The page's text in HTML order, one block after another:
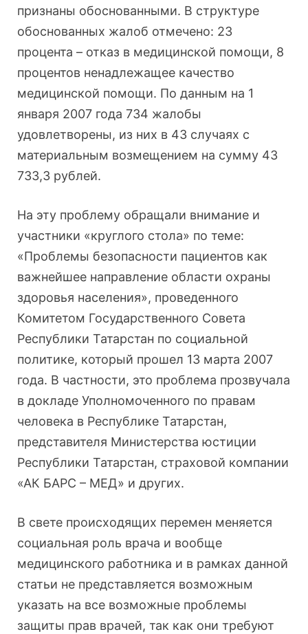
признаны обоснованными. В структуре
обоснованных жалоб отмечено: 23
процента – отказ в медицинской помощи, 8
процентов ненадлежащее качество
медицинской помощи. По данным на 1
января 2007 года 734 жалобы
удовлетворены, из них в 43 случаях с
материальным возмещением на сумму 43
733,3 рублей.
На эту проблему обращали внимание и
участники «круглого стола» по теме:
«Проблемы безопасности пациентов как
важнейшее направление области охраны
здоровья населения», проведенного
Комитетом Государственного Совета
Республики Татарстан по социальной
политике, который прошел 13 марта 2007
года. В частности, это проблема прозвучала
в докладе Уполномоченного по правам
человека в Республике Татарстан,
представителя Министерства юстиции
Республики Татарстан, страховой компании
«АК БАРС – МЕД» и других.
В свете происходящих перемен меняется
социальная роль врача и вообще
медицинского работника и в рамках данной
статьи не представляется возможным
указать на все возможные проблемы
защиты прав врачей, так как они требуют